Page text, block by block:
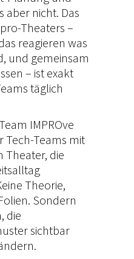
aber nicht. Das
Theaters –
reagieren was
und gemeinsam
– ist exakt
täglich
IMPROve
Tech-Teams mit
Theater, die
Theorie,
Sondern
die
sichtbar